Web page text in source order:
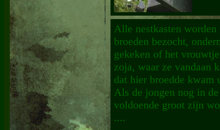
Alle nestkasten worden
broeden bezocht,
gekeken of het
zoja, waar ze vandaan
dat hier broedde kwam
Als de jongen nog in
voldoende groot zijn
....